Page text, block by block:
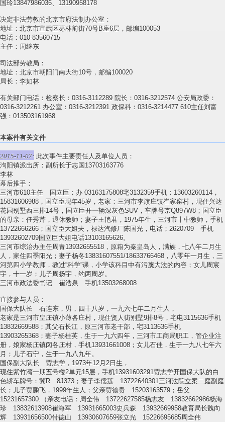
国玲13847986036、13190958178
决定非法劳教的北京市府法制办公室：
地址：北京市宣武区枣林前街70号B座6层，邮编100053
电话：010-83560715
主任：周继东
司法部劳教局：
地址：北京市朝阳门南大街10号，邮编100020
局长：李如林
有关部门电话：检察长：0316-3112289 院长：0316-3212574 公安局政委：
0316-3212261 办公室：0316-3212391 政保科：0316-3214477 610主任刘富
强：013503161968
本案件有关文件
2015-11-07: 此次事件主要责任人及单位人员：
泃阳镇派出所：副所长于志国13703163776
李林
幕后推手：
三河市610主任 国立臣：办 03163175808宅3132359手机：13603260114，
15831606988，国立臣现年45岁，老家：三河市李旗庄镇崔家窑村，现住兴达
花园别墅西三排14号，国立臣开一辆深灰色SUV，车牌号京Q897W8；国立臣
的母亲：任秀芹，退休教师；妻子王艳君，1975年生，三河市十中教师，手机
13722666266；国立臣大姐夫，禄达汽修厂陈国光，电话；2620709 手机
13932602709国立臣大姐电话13103165626。
三河市综治办主任周青13932655518，原籍为秦皇岛人，满族，七八年二月生
人，家住四季阳光；妻子杨冬13831607551/18633766468，八零年一月生，三
河第四小学教师，教过“科学”课，小学该科目中有污蔑大法的内容；女儿周宸
宇，十一岁；儿子周扬宇，约两周岁。
三河市政法委书记 崔浩泉 手机13503268008
直接参与人员：
国保大队长 石连东，男，四十八岁，一九六七年二月生人，
老家是三河市皇庄镇小薄各庄村，现住贤人街别墅9排8号，宅电3115636手机
13832669588；其父石长江，原三河市老干部，宅3113636手机
13903265368；妻子杨桂英，生于一九六四年，三河市工商局职工，管企业注
册，娘家杨庄镇闵各庄村，手机13931661008；女儿石佳，生于一九八七年六
月；儿子石宁，生于一九八九年。
国保副大队长 贾志学，1973年12月2日生，
现住紫竹湾一期五号楼2单元15层，手机13931603291贾志学开国保大队的白
色轿车牌号：冀R 8J373；妻子李儒莲 13722640301三河法院立案二庭副庭
长；儿子贾鹏飞，1999年生人；父亲贾德贵 15203163579；岳父
15231657300.（亲友电话：周全伟 13722627585杨志友 13832662986杨海
珍 13832613908崔海军 13931665003史兵森 13932669958教育局长魏向
辉 13931656500付德山 13930607659张立光 15226695685周全伟